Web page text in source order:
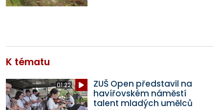
K tématu
01:22
ZUŠ Open představil na
havířovském náměstí
talent mladých umělců